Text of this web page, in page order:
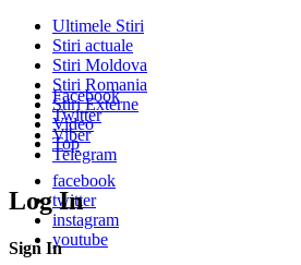
Ultimele Stiri
Stiri actuale
Stiri Moldova
Stiri Romania
Stiri Externe
Video
Top
facebook
twitter
instagram
youtube
Facebook
Twitter
Viber
Telegram
Log In
Sign In